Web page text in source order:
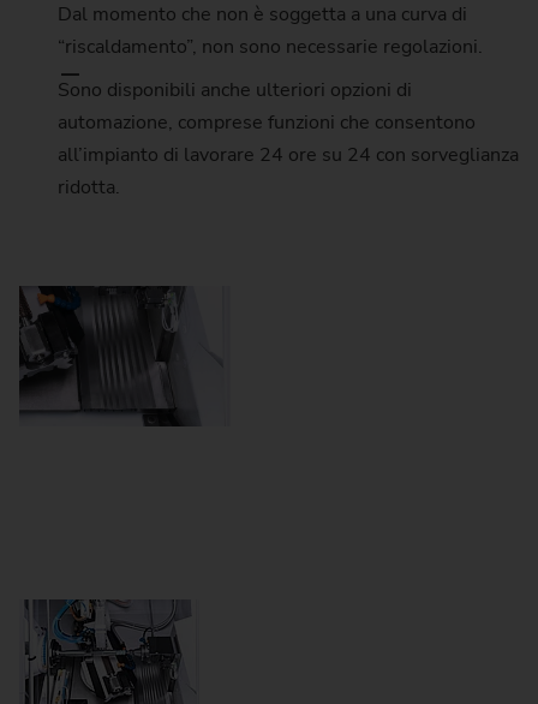
Dal momento che non è soggetta a una curva di
“riscaldamento”, non sono necessarie regolazioni.
Sono disponibili anche ulteriori opzioni di
automazione, comprese funzioni che consentono
all’impianto di lavorare 24 ore su 24 con sorveglianza
ridotta.